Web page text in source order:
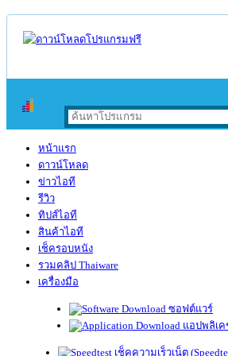
หน้าแรก
ดาวน์โหลด
ข่าวไอที
รีวิว
ทิปส์ไอที
สินค้าไอที
เช็ครอบหนัง
รวมคลิป Thaiware
เครื่องมือ
ซอฟต์แวร์
แอปพลิเ
เช็คความเร็วเน็ต